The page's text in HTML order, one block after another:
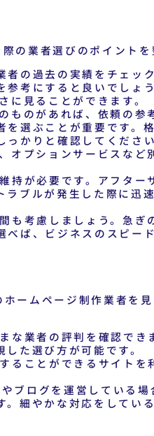
の業者選びのポイントを
者の過去の実績をチェッ
考にすると良いでしょう
に見ることができます。
ものがあれば、依頼の参
を選ぶことが重要です。
かりと確認してください
オプションサービスなど
持が必要です。アフター
ブルが発生した際に迅
も考慮しましょう。急ぎ
ば、ビジネスのスピー
ームページ制作業者を
な業者の評判を確認でき
た選び方が可能です。
ることができるサイトを
ブログを運営している場
細やかな対応をしてい